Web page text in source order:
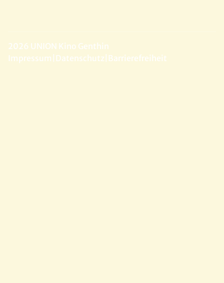
2026 UNION Kino Genthin
Impressum Datenschutz Barrierefreiheit